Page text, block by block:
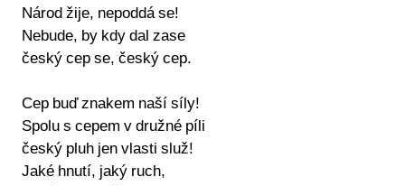
Národ žije, nepoddá se!
Nebude, by kdy dal zase
český cep se, český cep.
Cep buď znakem naší síly!
Spolu s cepem v družné píli
český pluh jen vlasti služ!
Jaké hnutí, jaký ruch,